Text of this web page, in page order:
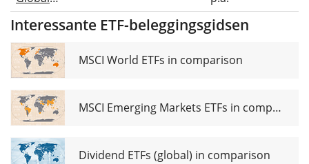
Semiconductors
UCITS ETF USD
(Acc)
Interessante ETF-beleggingsgidsen
MSCI World ETFs in comparison
MSCI Emerging Markets ETFs in comparison
Dividend ETFs (global) in comparison